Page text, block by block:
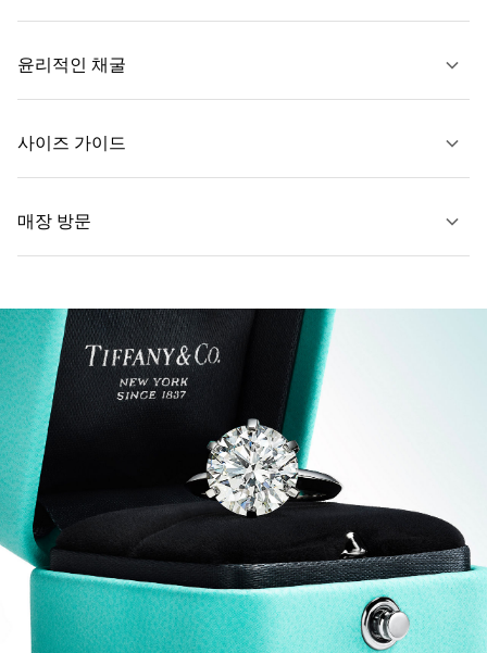
자세히 보기
윤리적인 채굴
사이즈 가이드
자세히 보기
매장 방문
가까운 매장 찾기